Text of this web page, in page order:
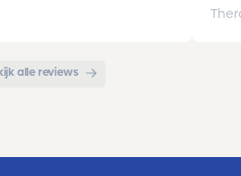
snelle communicatie
alle reviews